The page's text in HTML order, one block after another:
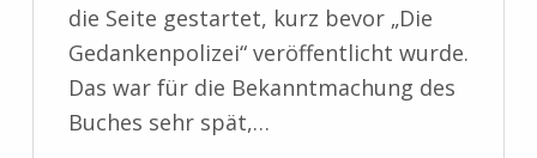
die Seite gestartet, kurz bevor „Die
Gedankenpolizei“ veröffentlicht wurde.
Das war für die Bekanntmachung des
Buches sehr spät,…